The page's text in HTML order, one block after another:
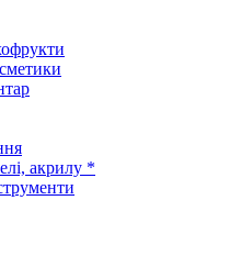
акрилу *